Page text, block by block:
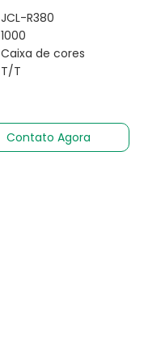
JCL-R380
1000
Caixa de cores
T/T
Contato Agora